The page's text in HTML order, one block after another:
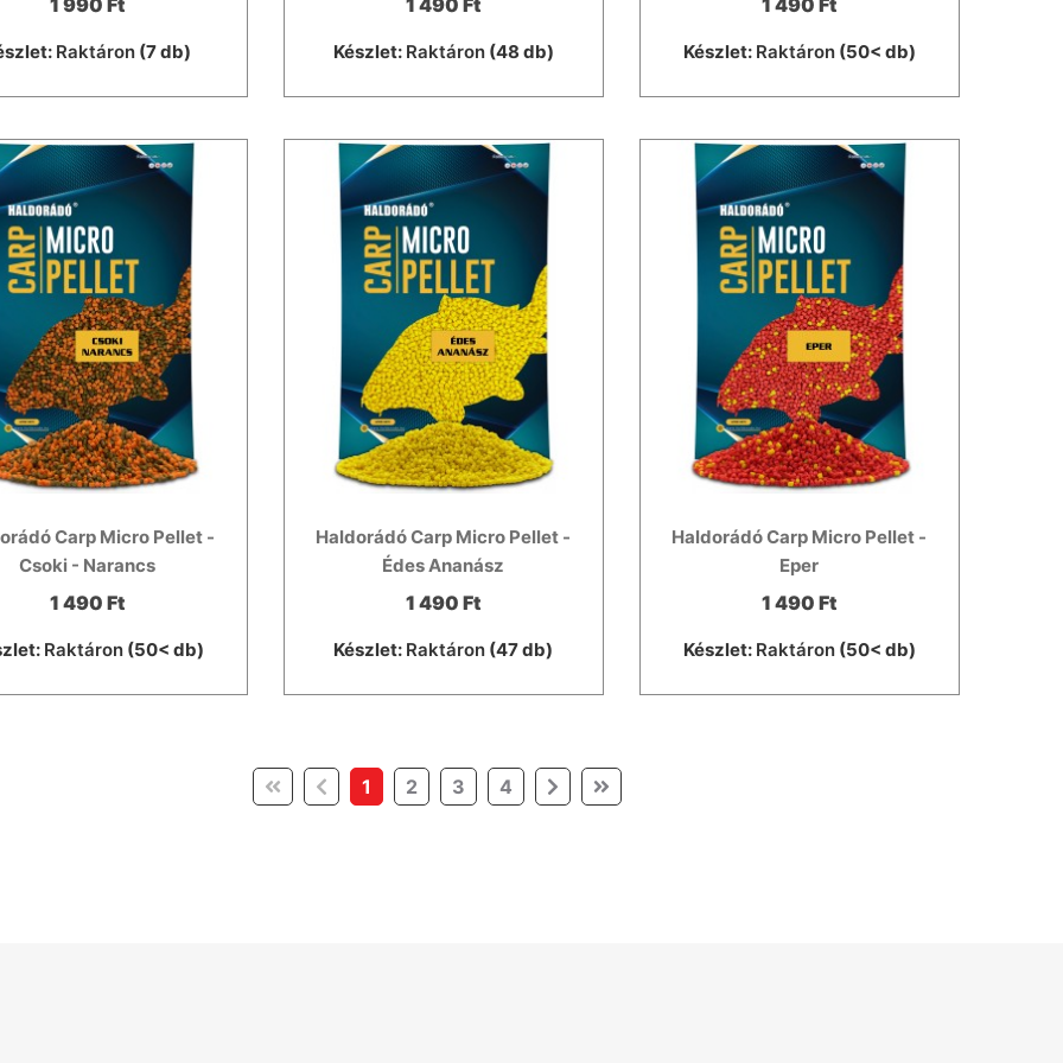
1 990 Ft
Raktáron (7 db)
1 490 Ft
Készlet: Raktáron(48 db)
1 490 Ft
Készlet: Raktáron(50< db)
Carp Micro Pellet -
Csoki - Narancs
1 490 Ft
Raktáron(50< db)
Haldorádó Carp Micro Pellet -
Édes Ananász
1 490 Ft
Készlet: Raktáron (47 db)
Haldorádó Carp Micro Pellet -
Eper
1 490 Ft
Készlet: Raktáron(50< db)
1 (current)
2 3 4